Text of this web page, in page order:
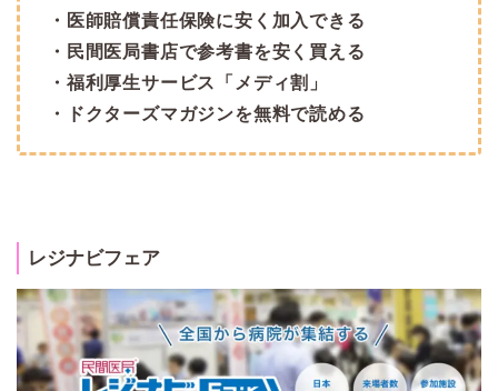
・医師賠償責任保険に安く加入できる
・民間医局書店で参考書を安く買える
・福利厚生サービス「メディ割」
・ドクターズマガジンを無料で読める
レジナビフェア